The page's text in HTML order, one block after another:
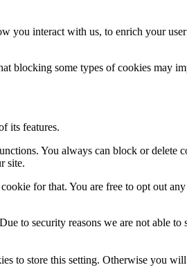
you interact with us, to enrich your
blocking some types of cookies may
its features.
You always can block or delete
site.
for that. You are free to opt out
to security reasons we are not able
to store this setting. Otherwise you